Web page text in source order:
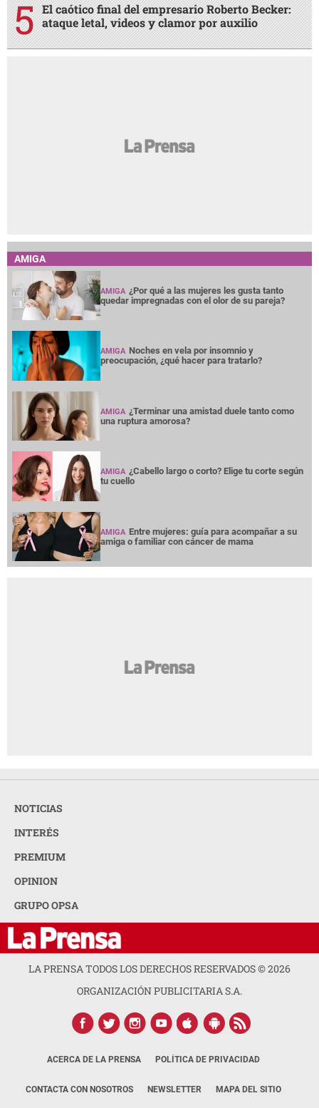
El caótico final del empresario Roberto Becker:
ataque letal, videos y clamor por auxilio
AMIGA
AMIGA ¿Por qué a las mujeres les gusta tanto
quedar impregnadas con el olor de su pareja?
AMIGA Noches en vela por insomnio y
preocupación, ¿qué hacer para tratarlo?
AMIGA ¿Terminar una amistad duele tanto como
una ruptura amorosa?
AMIGA ¿Cabello largo o corto? Elige tu corte según
tu cuello
AMIGA Entre mujeres: guía para acompañar a su
amiga o familiar con cáncer de mama
NOTICIAS
INTERÉS
PREMIUM
OPINION
GRUPO OPSA
LA PRENSA TODOS LOS DERECHOS RESERVADOS ©2026
ORGANIZACIÓN PUBLICITARIA S.A.
ACERCA DE LA PRENSA POLÍTICA DE PRIVACIDAD
CONTACTA CON NOSOTROS NEWSLETTER MAPA DEL SITIO